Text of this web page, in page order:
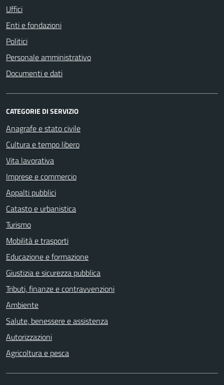
Uffici
Enti e fondazioni
Politici
Personale amministrativo
Documenti e dati
CATEGORIE DI SERVIZIO
Anagrafe e stato civile
Cultura e tempo libero
Vita lavorativa
Imprese e commercio
Appalti pubblici
Catasto e urbanistica
Turismo
Mobilità e trasporti
Educazione e formazione
Giustizia e sicurezza pubblica
Tributi, finanze e contravvenzioni
Ambiente
Salute, benessere e assistenza
Autorizzazioni
Agricoltura e pesca